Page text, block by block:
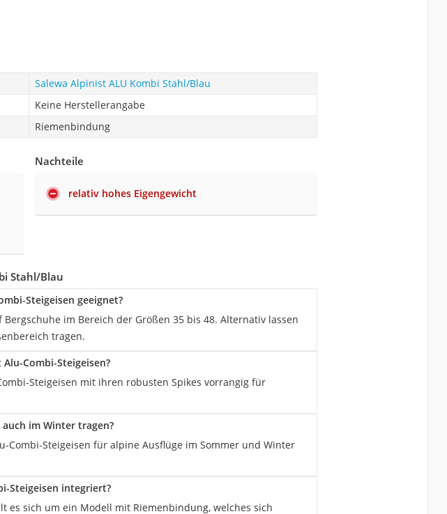
Salewa Alpinist ALU Kombi Stahl/Blau
Keine Herstellerangabe
Riemenbindung
Nachteile
relativ hohes Eigengewicht
Stahl/Blau
Steigeisen geeignet?
im Bereich der Größen 35 bis 48. Alternativ lassen
tragen.
Combi-Steigeisen?
Steigeisen mit ihren robusten Spikes vorrangig für
im Winter tragen?
Combi-Steigeisen für alpine Ausflüge im Sommer und Winter
Steigeisen integriert?
es sich um ein Modell mit Riemenbindung, welches sich